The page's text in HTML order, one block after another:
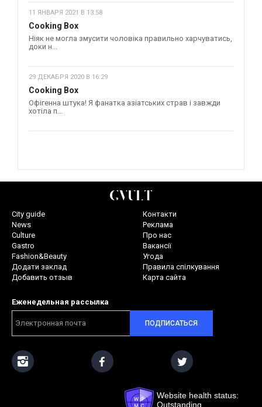
11 ЯНВАРЯ 2021 В 13:58
Cooking Box
Ніяк не могла змусити чоловіка правильно харчуватись,
доки н...
29 ДЕКАБРЯ 2020 В 16:29
Cooking Box
Офігенна штука! Я фанатка азіатських страв і завжди
хотіла п...
City guide
News
Culture
Gastro
Fashion&Beauty
Додати заклад
Добавить отзыв
Контакти
Реклама
Про нас
Вакансії
Угода
Правила спілкування
Карта сайта
Еженедельная рассылка
ПОДПИСАТЬСЯ
Website health status:
Outstanding